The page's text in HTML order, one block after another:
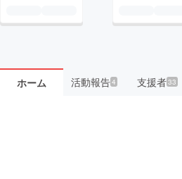
ホーム 活動報告4 支援者33